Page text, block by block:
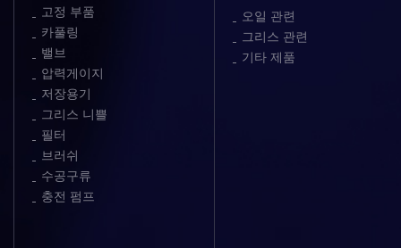
고정 부품
카풀링
밸브
압력게이지
저장용기
그리스 니쁠
필터
브러쉬
수공구류
충전 펌프
오일 관련
그리스 관련
기타 제품